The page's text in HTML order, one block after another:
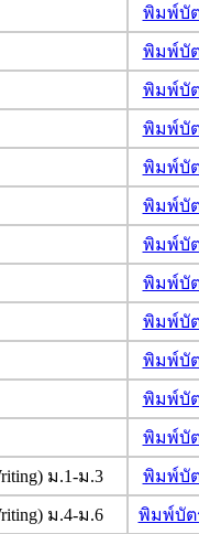
พิมพ์บั
พิมพ์บั
พิมพ์บั
พิมพ์บั
พิมพ์บั
พิมพ์บั
พิมพ์บั
พิมพ์บั
พิมพ์บั
พิมพ์บั
พิมพ์บั
พิมพ์บั
ม.1-ม.3 พิมพ์บั
ม.4-ม.6 พิมพ์บัต